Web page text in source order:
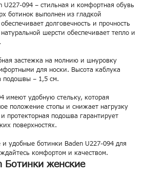
094 – стильная и комфортная обувь
ботинок выполнен из гладкой
долговечность и прочность
шерсти обеспечивает тепло и
застежка на молнию и шнуровку
для носки. Высота каблука
подошвы – 1,5 см.
имеют удобную стельку, которая
положение стопы и снижает нагрузку
протекторная подошва гарантирует
поверхностях.
удобные ботинки Baden U227-094 для
комфортом и качеством.
Ботинки женские